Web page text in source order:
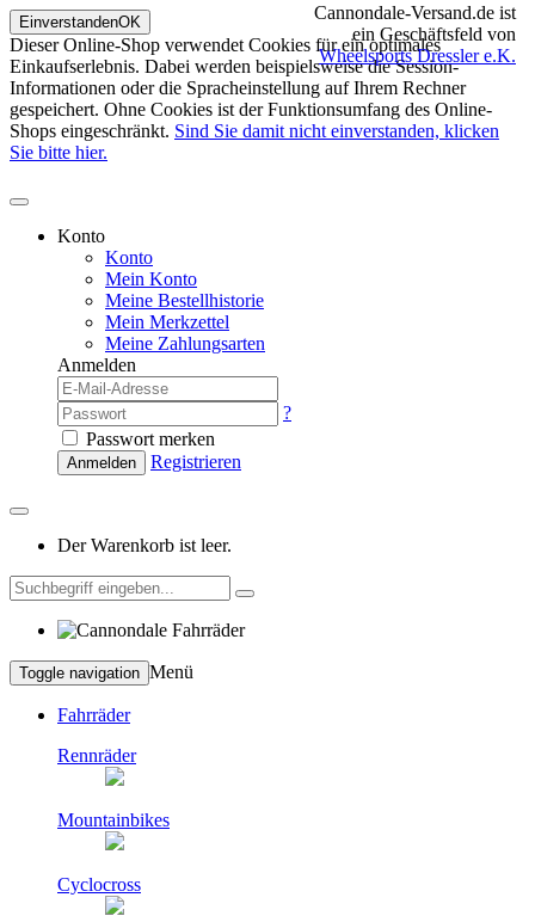
EinverstandenOK
Dieser Online-Shop verwendet Cookies für ein optimales
Einkaufserlebnis. Dabei werden beispielsweise die Session-
Informationen oder die Spracheinstellung auf Ihrem Rechner
gespeichert. Ohne Cookies ist der Funktionsumfang des Online-
Shops eingeschränkt. Sind Sie damit nicht einverstanden, klicken
Sie bitte hier.
Konto
Konto
Mein Konto
Meine Bestellhistorie
Mein Merkzettel
Meine Zahlungsarten
Anmelden
?
Passwort merken
Anmelden Registrieren
Der Warenkorb ist leer.
Toggle navigation Menü
Fahrräder
Rennräder
Mountainbikes
Cyclocross
Cannondale-Versand.de ist
ein Geschäftsfeld von
Wheelsports Dressler e.K.